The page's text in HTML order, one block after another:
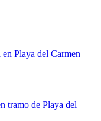
Playa del Carmen
tramo de Playa del